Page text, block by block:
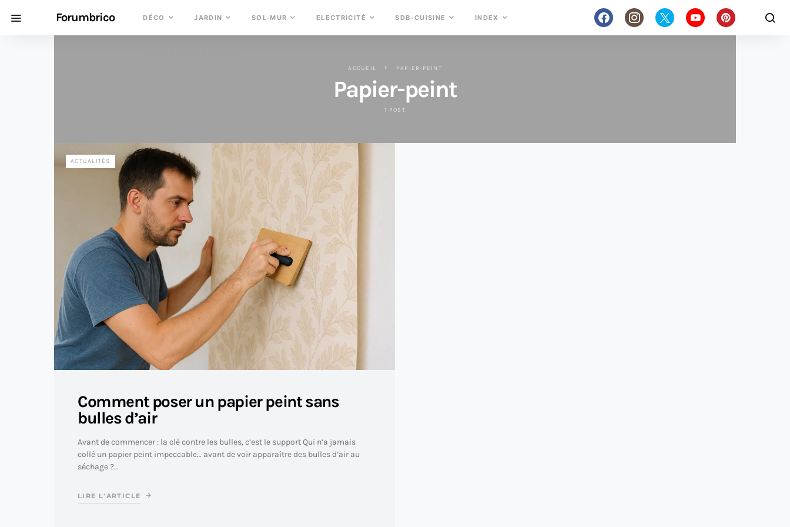
Forumbrico DÉCO JARDIN SOL-MUR ELECTRICITÉ SDB-CUISINE INDEX
ACCUEIL PAPIER-PEINT
Papier-peint
1 POST
ACTUALITÉS
Comment poser un papier peint sans
bulles d’air
Avant de commencer : la clé contre les bulles, c’est le support Qui n’a jamais
collé un papier peint impeccable… avant de voir apparaître des bulles d’air au
séchage ?…
LIRE L'ARTICLE